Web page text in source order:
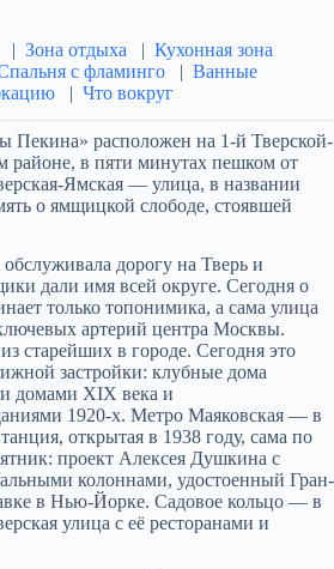
| Зона отдыха | Кухонная зона
с фламинго | Ванные
| Что вокруг
расположен на 1-й Тверской-
районе, в пяти минутах пешком от
Ямская — улица, в названии
о ямщицкой слободе, стоявшей
обслуживала дорогу на Тверь и
дали имя всей округе. Сегодня о
только топонимика, а сама улица
артерий центра Москвы.
старейших в городе. Сегодня это
застройки: клубные дома
домами XIX века и
1920-х. Метро Маяковская — в
открытая в 1938 году, сама по
проект Алексея Душкина с
колоннами, удостоенный Гран-
в Нью-Йорке. Садовое кольцо — в
улица с её ресторанами и